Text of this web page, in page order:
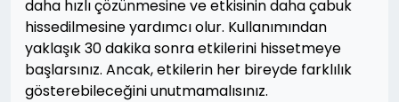
daha hızlı çözünmesine ve etkisinin daha çabuk
hissedilmesine yardımcı olur. Kullanımından
yaklaşık 30 dakika sonra etkilerini hissetmeye
başlarsınız. Ancak, etkilerin her bireyde farklılık
gösterebileceğini unutmamalısınız.